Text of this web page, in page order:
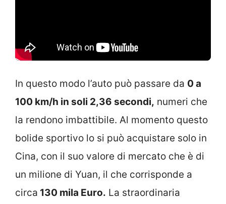
In questo modo l’auto può passare da 0 a
100 km/h in soli 2,36 secondi, numeri che
la rendono imbattibile. Al momento questo
bolide sportivo lo si può acquistare solo in
Cina, con il suo valore di mercato che è di
un milione di Yuan, il che corrisponde a
circa 130 mila Euro. La straordinaria